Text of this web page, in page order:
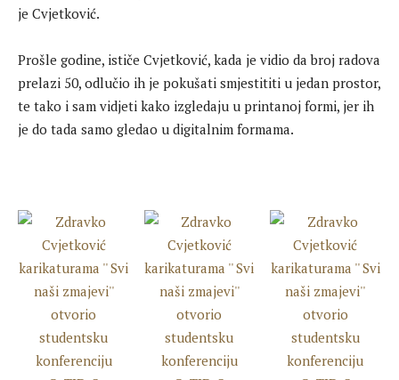
je Cvjetković.
Prošle godine, ističe Cvjetković, kada je vidio da broj radova
prelazi 50, odlučio ih je pokušati smjestititi u jedan prostor,
te tako i sam vidjeti kako izgledaju u printanoj formi, jer ih
je do tada samo gledao u digitalnim formama.